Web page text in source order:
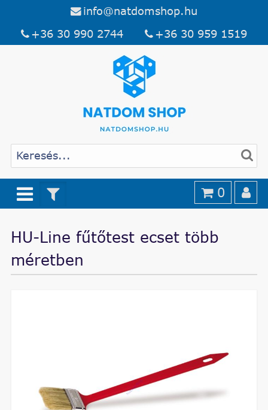
info@natdomshop.hu
+36 30 990 2744
+36 30 959 1519
0
HU-Line fűtőtest ecset több
méretben